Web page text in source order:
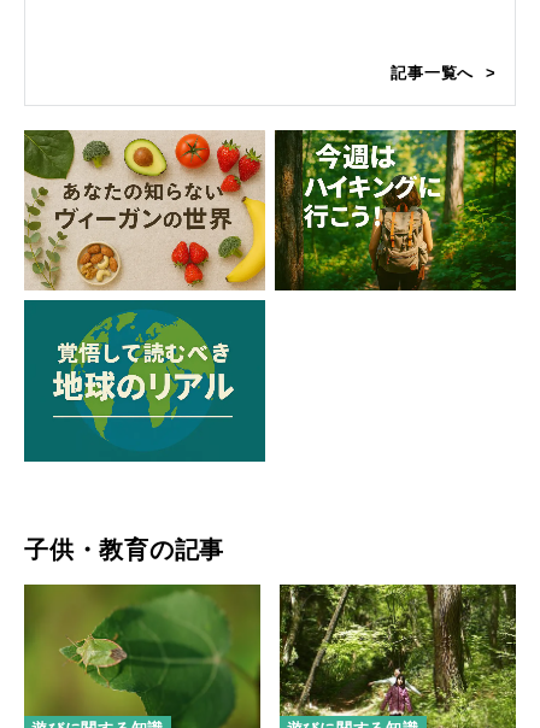
記事一覧へ
子供・教育の記事